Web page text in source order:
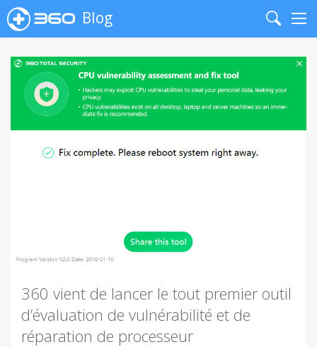
Blog
Search
360 vient de lancer le tout premier outil
d’évaluation de vulnérabilité et de
réparation de processeur